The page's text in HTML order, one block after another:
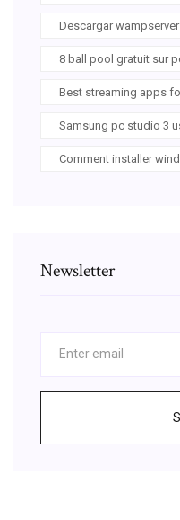
Descargar
8 ball pool gratuit sur
Best streaming apps
Samsung pc studio 3
Comment installer
Newsletter